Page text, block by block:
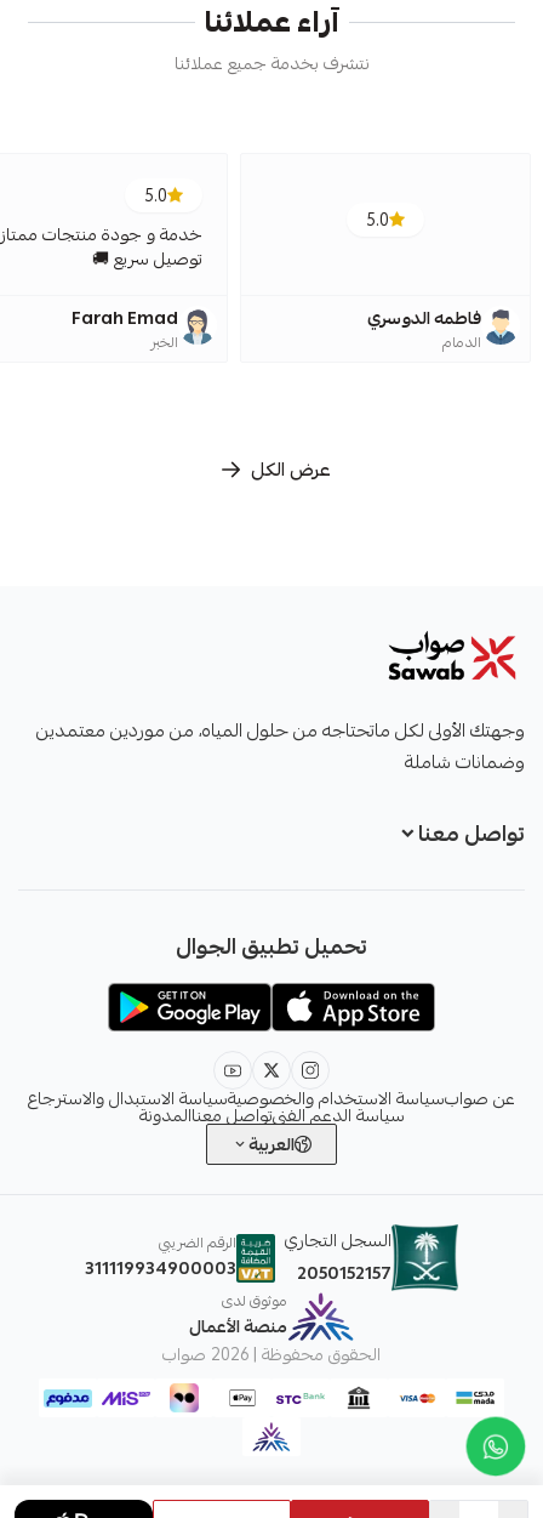
آراء عملائنا
نتشرف بخدمة جميع عملائنا
5.0
فاطمه الدوسري
الدمام
5.0
خدمة و جودة منتجات
توصيل سريع 🚚
Farah Emad
الخبر
عرض الكل
وجهتك الأولى لكل ماتحتاجه من حلول المياه، من موردين معتمدين
وضمانات شاملة
تواصل معنا
info@sawab.app
تحميل تطبيق الجوال
عن صوابسياسة الاستخدام والخصوصيةسياسة الاستبدال والاسترجاع
سياسة الدعم الفنيتواصل معناالمدونة
العربية
السجل التجاري
2050152157
الرقم الضريبي
311119934900003
موثوق لدى
منصة الأعمال
الحقوق محفوظة | 2026
صواب